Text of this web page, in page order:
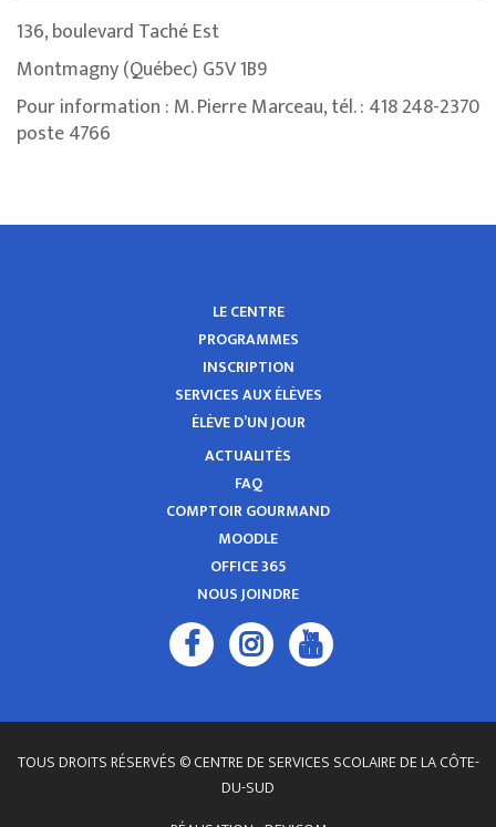
136, boulevard Taché Est
Montmagny (Québec) G5V 1B9
Pour information : M. Pierre Marceau, tél. : 418 248-2370
poste 4766
LE CENTRE
PROGRAMMES
INSCRIPTION
SERVICES AUX ÉLÈVES
ÉLÈVE D’UN JOUR
ACTUALITÉS
FAQ
COMPTOIR GOURMAND
MOODLE
OFFICE 365
NOUS JOINDRE
TOUS DROITS RÉSERVÉS © CENTRE DE SERVICES SCOLAIRE DE LA CÔTE-
DU-SUD